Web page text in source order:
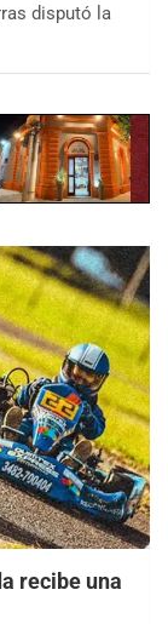
disputó la
recibe una